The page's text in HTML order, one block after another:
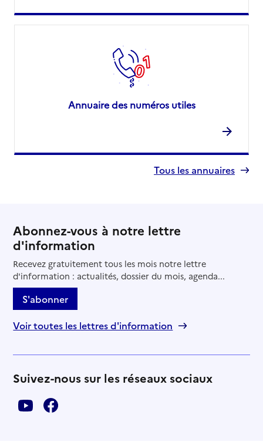
Annuaire des numéros utiles
Tous les annuaires
Abonnez-vous à notre lettre
d'information
Recevez gratuitement tous les mois notre lettre
d'information : actualités, dossier du mois, agenda...
S'abonner
Voir toutes les lettres d'information
Suivez-nous sur les réseaux sociaux